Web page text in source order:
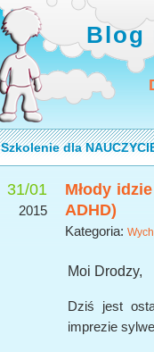
Blog
Szkolenie dla
31/01
2015
Młody
ADHD)
Kategoria:
Moi Drodzy,
Dziś jest
imprezie